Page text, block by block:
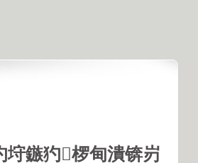
垨鏃犳椤甸潰锛岃